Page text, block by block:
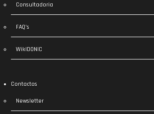
Consultadoria
FAQ’s
WikIDONIC
Contactos
Newsletter